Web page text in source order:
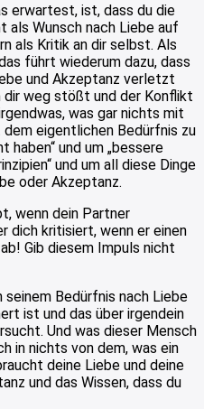
erwartest, ist, dass du die
als Wunsch nach Liebe auf
als Kritik an dir selbst. Als
führt wiederum dazu, dass
und Akzeptanz verletzt
dir weg stößt und der Konflikt
was gar nichts mit
eigentlichen Bedürfnis zu
haben“ und um „bessere
und um all diese Dinge
oder Akzeptanz.
wenn dein Partner
dich kritisiert, wenn er einen
Gib diesem Impuls nicht
Bedürfnis nach Liebe
ist und das über irgendein
Und was dieser Mensch
in nichts von dem, was ein
deine Liebe und deine
und das Wissen, dass du